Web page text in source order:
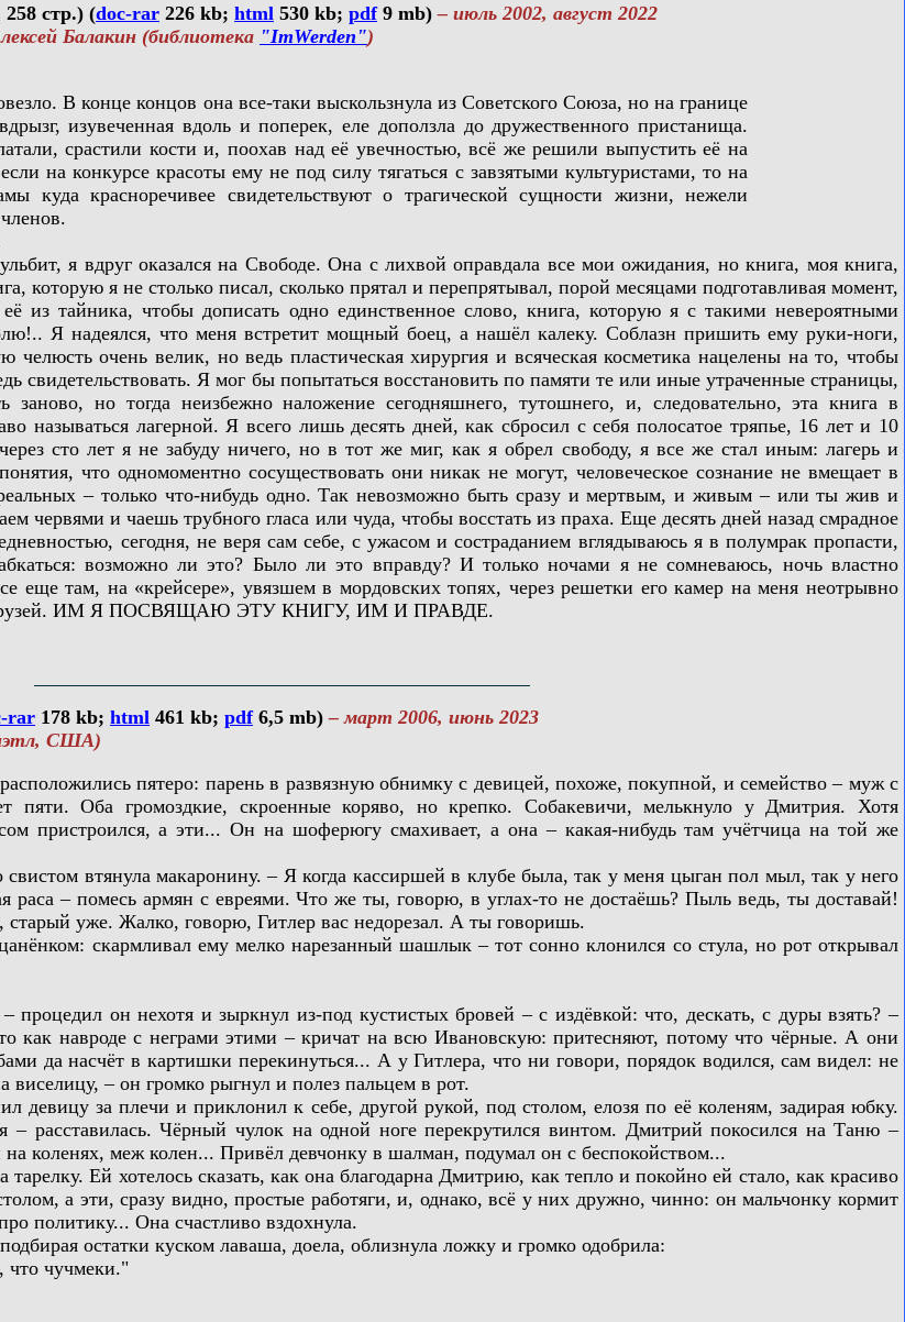
стр.) (doc-rar 226 kb; html 530 kb; pdf9 mb)– июль 2002, август 2022
Балакин (библиотека "ImWerden")
В конце концов она все-таки выскользнула из Советского Союза, но на границе
изувеченная вдоль и поперек, еле доползла до дружественного пристанища.
срастили кости и, поохав над её увечностью, всё же решили выпустить её на
на конкурсе красоты ему не под силу тягаться с завзятыми культуристами, то на
куда красноречивее свидетельствуют о трагической сущности жизни, нежели
я вдруг оказался на Свободе. Она с лихвой оправдала все мои ожидания, но книга, моя книга,
которую я не столько писал, сколько прятал и перепрятывал, порой месяцами подготавливая момент,
её из тайника, чтобы дописать одно единственное слово, книга, которую я с такими невероятными
Я надеялся, что меня встретит мощный боец, а нашёл калеку. Соблазн пришить ему руки-ноги,
челюсть очень велик, но ведь пластическая хирургия и всяческая косметика нацелены на то, чтобы
свидетельствовать. Я мог бы попытаться восстановить по памяти те или иные утраченные страницы,
заново, но тогда неизбежно наложение сегодняшнего, тутошнего, и, следовательно, эта книга в
называться лагерной. Я всего лишь десять дней, как сбросил с себя полосатое тряпье, 16 лет и 10
сто лет я не забуду ничего, но в тот же миг, как я обрел свободу, я все же стал иным: лагерь и
что одномоментно сосуществовать они никак не могут, человеческое сознание не вмещает в
– только что-нибудь одно. Так невозможно быть сразу и мертвым, и живым – или ты жив и
червями и чаешь трубного гласа или чуда, чтобы восстать из праха. Еще десять дней назад смрадное
сегодня, не веря сам себе, с ужасом и состраданием вглядываюсь я в полумрак пропасти,
возможно ли это? Было ли это вправду? И только ночами я не сомневаюсь, ночь властно
еще там, на «крейсере», увязшем в мордовских топях, через решетки его камер на меня неотрывно
друзей. ИМ Я ПОСВЯЩАЮ ЭТУ КНИГУ, ИМ И ПРАВДЕ.
rar 178 kb; html 461 kb; pdf6,5 mb)– март 2006, июнь 2023
США)
пятеро: парень в развязную обнимку с девицей, похоже, покупной, и семейство – муж с
пяти. Оба громоздкие, скроенные коряво, но крепко. Собакевичи, мелькнуло у Дмитрия. Хотя
пристроился, а эти... Он на шоферюгу смахивает, а она – какая-нибудь там учётчица на той же
втянула макаронину. – Я когда кассиршей в клубе была, так у меня цыган пол мыл, так у него
– помесь армян с евреями. Что же ты, говорю, в углах-то не достаёшь? Пыль ведь, ты доставай!
старый уже. Жалко, говорю, Гитлер вас недорезал. А ты говоришь.
скармливал ему мелко нарезанный шашлык – тот сонно клонился со стула, но рот открывал
он нехотя и зыркнул из-под кустистых бровей – с издёвкой: что, дескать, с дуры взять? –
как навроде с неграми этими – кричат на всю Ивановскую: притесняют, потому что чёрные. А они
да насчёт в картишки перекинуться... А у Гитлера, что ни говори, порядок водился, сам видел: не
– он громко рыгнул и полез пальцем в рот.
за плечи и приклонил к себе, другой рукой, под столом, елозя по её коленям, задирая юбку.
– расставилась. Чёрный чулок на одной ноге перекрутился винтом. Дмитрий покосился на Таню –
на коленях, меж колен... Привёл девчонку в шалман, подумал он с беспокойством...
Ей хотелось сказать, как она благодарна Дмитрию, как тепло и покойно ей стало, как красиво
а эти, сразу видно, простые работяги, и, однако, всё у них дружно, чинно: он мальчонку кормит
политику... Она счастливо вздохнула.
остатки куском лаваша, доела, облизнула ложку и громко одобрила:
чучмеки."